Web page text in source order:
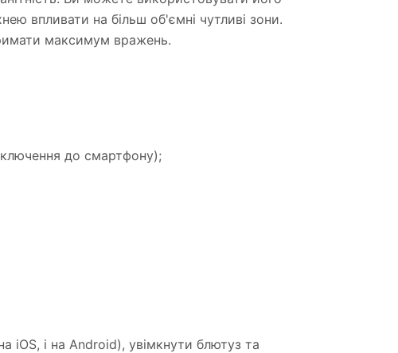
впливати на більш об'ємні чутливі зони.
максимум вражень.
до смартфону);
iOS, і на Android), увімкнути блютуз та